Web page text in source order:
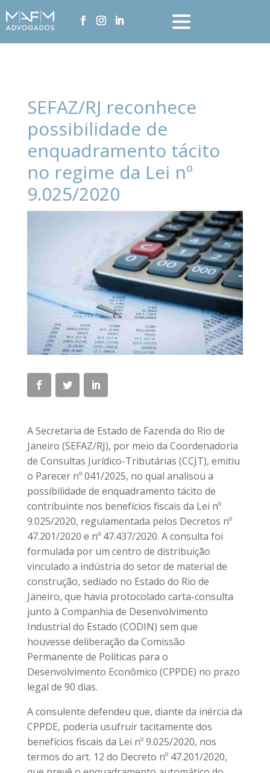
SEFAZ/RJ reconhece
possibilidade de
enquadramento tácito
no regime da Lei nº
9.025/2020
A Secretaria de Estado de Fazenda do Rio de
Janeiro (SEFAZ/RJ), por meio da Coordenadoria
de Consultas Jurídico-Tributárias (CCJT), emitiu
o Parecer nº 041/2025, no qual analisou a
possibilidade de enquadramento tácito de
contribuinte nos benefícios fiscais da Lei nº
9.025/2020, regulamentada pelos Decretos nº
47.201/2020 e nº 47.437/2020. A consulta foi
formulada por um centro de distribuição
vinculado a indústria do setor de material de
construção, sediado no Estado do Rio de
Janeiro, que havia protocolado carta-consulta
junto à Companhia de Desenvolvimento
Industrial do Estado (CODIN) sem que
houvesse deliberação da Comissão
Permanente de Políticas para o
Desenvolvimento Econômico (CPPDE) no prazo
legal de 90 dias.
A consulente defendeu que, diante da inércia da
CPPDE, poderia usufruir tacitamente dos
benefícios fiscais da Lei nº 9.025/2020, nos
termos do art. 12 do Decreto nº 47.201/2020,